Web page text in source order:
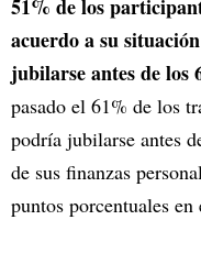
51% de los
acuerdo a su
jubilarse antes de los
pasado el 61% de los
podría jubilarse antes
de sus finanzas
puntos porcentuales